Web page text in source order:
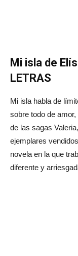
Mi isla de
LETRAS
Mi isla habla de
sobre todo de
de las sagas
ejemplares
novela en la que
diferente y